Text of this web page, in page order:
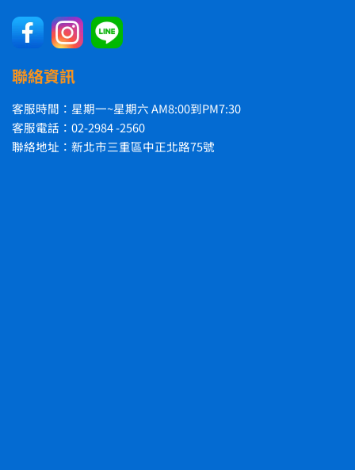
聯絡資訊
客服時間：星期一~星期六 AM8:00到PM7:30
客服電話：02-2984 -2560
聯絡地址：新北市三重區中正北路75號